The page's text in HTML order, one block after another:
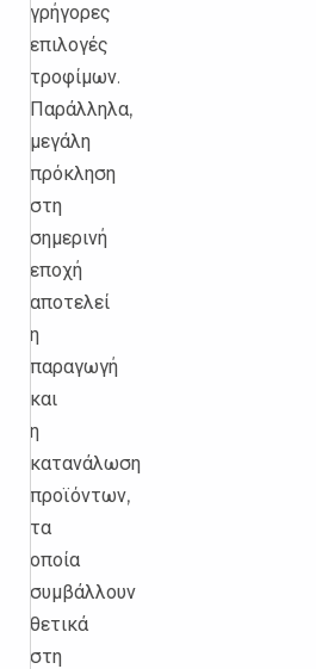
γρήγορες
επιλογές
τροφίμων.
Παράλληλα,
μεγάλη
πρόκληση
στη
σημερινή
εποχή
αποτελεί
η
παραγωγή
και
η
κατανάλωση
προϊόντων,
τα
οποία
συμβάλλουν
θετικά
στη